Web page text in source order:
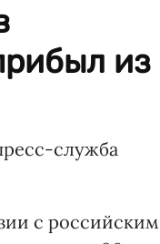
из
служба
с российским